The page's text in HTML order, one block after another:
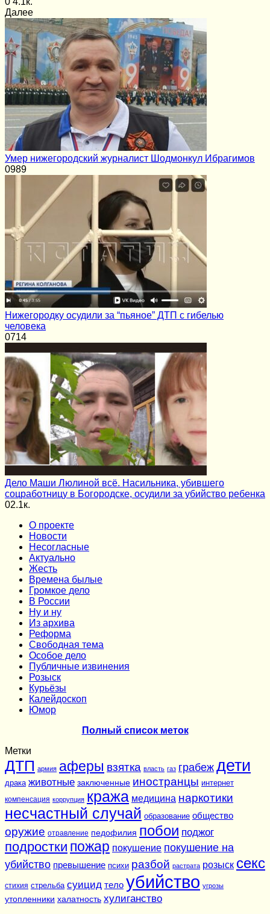
Далее
Умер нижегородский журналист Шодмонкул Ибрагимов
0989
Нижегородку осудили за “пьяное” ДТП с гибелью
человека
0714
Дело Маши Люлиной всё. Насильника, убившего
соцработницу в Богородске, осудили за убийство ребенка
02.1к.
О проекте
Новости
Несогласные
Актуально
Жесть
Времена былые
Громкое дело
В России
Ну и ну
Из архива
Реформа
Cвободная тема
Особое дело
Публичные извинения
Розыск
Курьёзы
Калейдоскоп
Юмор
Полный список меток
Метки
ДТП армия аферы взятка власть газ грабеж дети
драка животные заключенные иностранцы интернет
компенсация коррупция кража медицина наркотики
несчастный случай образование общество
оружие отравление педофилия побои поджог
подростки пожар покушение покушение на
убийство превышение психи разбой растрата розыск секс
стихия стрельба суицид тело убийство угрозы
утопленники халатность хулиганство